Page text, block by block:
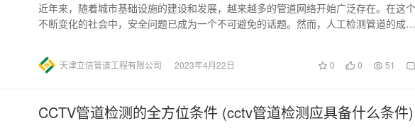
近年来，随着城市基础设施的建设和发展，越来越多的管道网络开始广泛存在。在这个
不断变化的社会中，安全问题已成为一个不可避免的话题。然而，人工检测管道的成本
天津立信管道工程有限公司 2023年4月22日 0 0 51
CCTV管道检测的全方位条件 (cctv管道检测应具备什么条件)